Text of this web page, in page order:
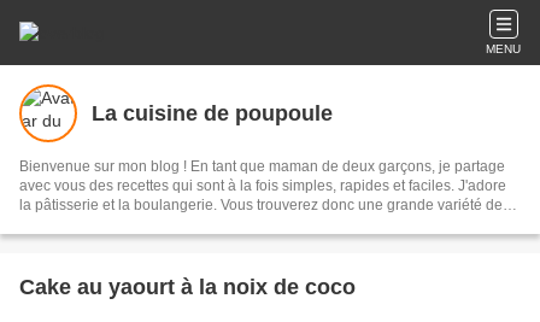
MENU
La cuisine de poupoule
Bienvenue sur mon blog ! En tant que maman de deux garçons, je partage
avec vous des recettes qui sont à la fois simples, rapides et faciles. J'adore
la pâtisserie et la boulangerie. Vous trouverez donc une grande variété de
robots de cuisine. Ma préférence va aux produits français, de saison, si
à la maison.
Cake au yaourt à la noix de coco